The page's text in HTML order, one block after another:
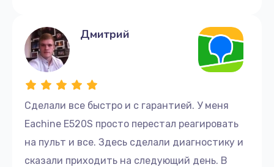
Сделали все быстро и с гарантией. У меня
Eachine E520S просто перестал реагировать
на пульт и все. Здесь сделали диагностику и
сказали приходить на следующий день. В
Дмитрий